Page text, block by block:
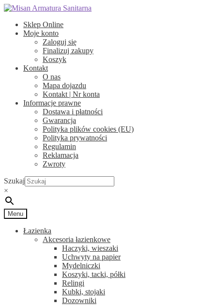
Przejdź
nawigacji
Przejdź
treści
Sklep Online
Moje konto
Zaloguj się
Finalizuj zakupy
Koszyk
Kontakt
O nas
Mapa dojazdu
Kontakt | Nr konta
Informacje prawne
Dostawa i płatności
Gwarancja
Polityka plików cookies (EU)
Polityka prywatności
Regulamin
Reklamacja
Zwroty
Szukaj
×
Menu
Łazienka
Akcesoria łazienkowe
Haczyki, wieszaki
Uchwyty na papier
Mydelniczki
Koszyki, tacki, półki
Relingi
Kubki, stojaki
Dozowniki